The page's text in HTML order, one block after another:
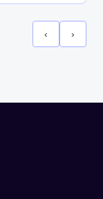
‹ ›